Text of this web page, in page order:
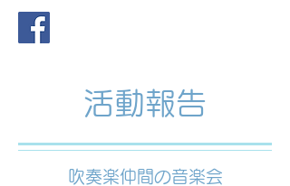
活動報告
吹奏楽仲間の音楽会